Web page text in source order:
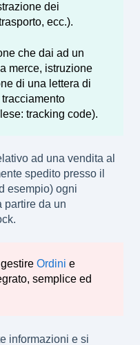
dei
ecc.).
che dai ad un
merce, istruzione
di una lettera di
tracking code).
ad una vendita al
spedito presso il
esempio) ogni
partire da un
Ordini e
semplice ed
informazioni e si